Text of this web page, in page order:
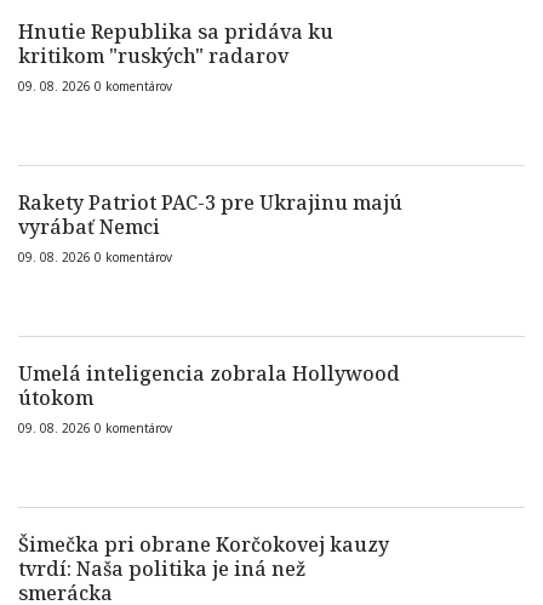
Hnutie Republika sa pridáva ku
kritikom "ruských" radarov
09. 08. 2026 0 komentárov
Rakety Patriot PAC-3 pre Ukrajinu majú
vyrábať Nemci
09. 08. 2026 0 komentárov
Umelá inteligencia zobrala Hollywood
útokom
09. 08. 2026 0 komentárov
Šimečka pri obrane Korčokovej kauzy
tvrdí: Naša politika je iná než
smerácka